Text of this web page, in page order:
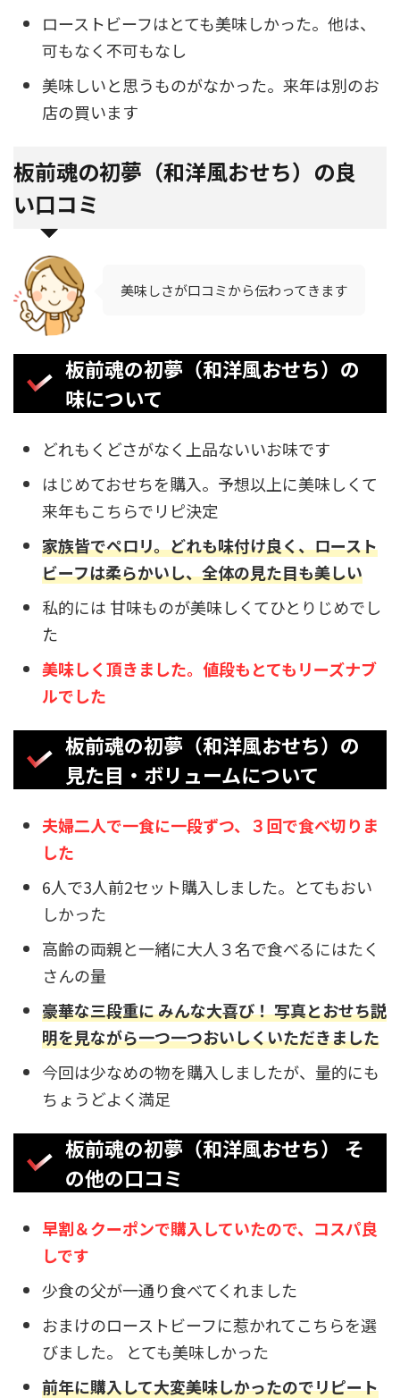
ローストビーフはとても美味しかった。他は、
可もなく不可もなし
美味しいと思うものがなかった。来年は別のお
店の買います
板前魂の初夢（和洋風おせち）の良
い口コミ
美味しさが口コミから伝わってきます
板前魂の初夢（和洋風おせち）の
味について
どれもくどさがなく上品ないいお味です
はじめておせちを購入。予想以上に美味しくて
来年もこちらでリピ決定
家族皆でペロリ。どれも味付け良く、ロースト
ビーフは柔らかいし、全体の見た目も美しい
私的には 甘味ものが美味しくてひとりじめでし
た
美味しく頂きました。値段もとてもリーズナブ
ルでした
板前魂の初夢（和洋風おせち）の
見た目・ボリュームについて
夫婦二人で一食に一段ずつ、３回で食べ切りま
した
6人で3人前2セット購入しました。とてもおい
しかった
高齢の両親と一緒に大人３名で食べるにはたく
さんの量
豪華な三段重に みんな大喜び！ 写真とおせち説
明を見ながら一つ一つおいしくいただきました
今回は少なめの物を購入しましたが、量的にも
ちょうどよく満足
板前魂の初夢（和洋風おせち） そ
の他の口コミ
早割＆クーポンで購入していたので、コスパ良
しです
少食の父が一通り食べてくれました
おまけのローストビーフに惹かれてこちらを選
びました。 とても美味しかった
前年に購入して大変美味しかったのでリピート